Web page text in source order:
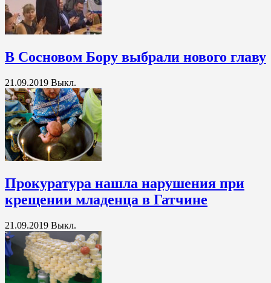
В Сосновом Бору выбрали нового главу
21.09.2019 Выкл.
Прокуратура нашла нарушения при
крещении младенца в Гатчине
21.09.2019 Выкл.